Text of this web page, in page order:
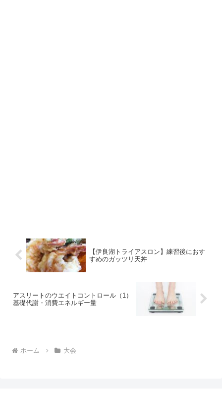
【伊良湖トライアスロン】練習後におす
すめのガッツリ天丼
アスリートのウエイトコントロール（1）
基礎代謝・消費エネルギー量
ホーム 大会